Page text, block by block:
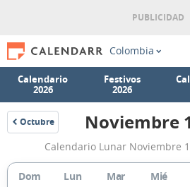
Colombia
Calendario
2026
Festivos
2026
Octubre
1934 Noviembre
Calendario Lunar Noviembre
Dom Lun Mar Mié